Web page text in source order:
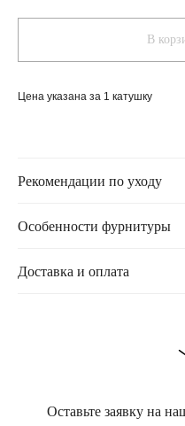
В
Цена указана за 1 катушку
Рекомендации по уходу
Особенности фурнитуры
Доставка и оплата
Оставьте заявку на